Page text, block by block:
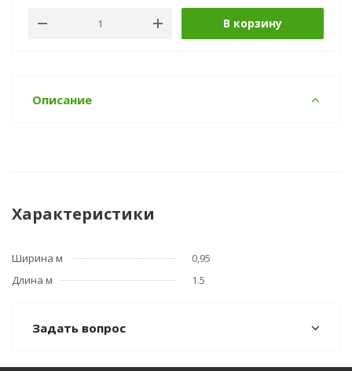
В корзину
Описание
Характеристики
Ширина м
0,95
Длина м
1.5
Задать вопрос